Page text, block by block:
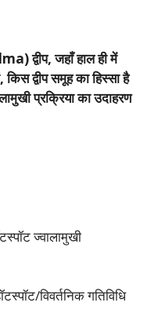
द्वीप, जहाँ हाल ही में
किस द्वीप समूह का हिस्सा है
प्रक्रिया का उदाहरण
ज्वालामुखी
विवर्तनिक गतिविधि